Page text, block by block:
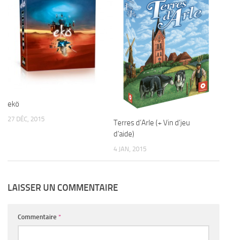
ekö
27 DÉC, 2015
Terres d’Arle (+ Vin d’jeu
d’aide)
4 JAN, 2015
LAISSER UN COMMENTAIRE
Commentaire *